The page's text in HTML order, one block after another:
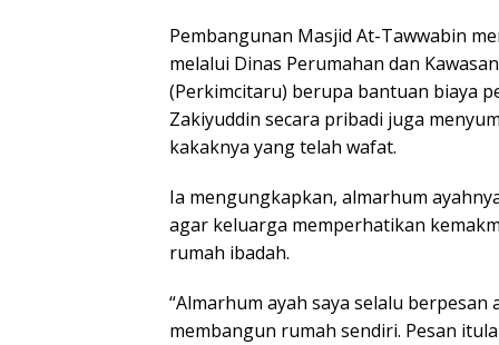
Pembangunan Masjid At-Tawwabin
melalui Dinas Perumahan dan
(Perkimcitaru) berupa bantuan biaya
Zakiyuddin secara pribadi juga
kakaknya yang telah wafat.
Ia mengungkapkan, almarhum
agar keluarga memperhatikan
rumah ibadah.
“Almarhum ayah saya selalu
membangun rumah sendiri. Pesan